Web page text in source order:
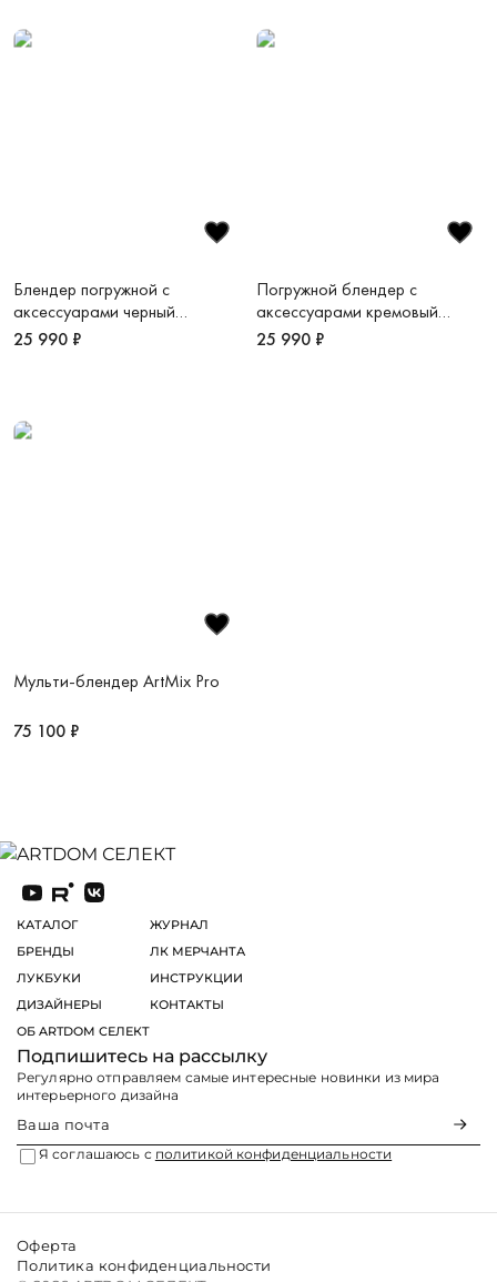
Блендер погружной с
аксессуарами черный
KitchenAid
25 990 ₽
Погружной блендер с
аксессуарами кремовый
KitchenAid
25 990 ₽
Мульти-блендер ArtMix Pro
75 100 ₽
КАТАЛОГ
БРЕНДЫ
ЛУКБУКИ
ДИЗАЙНЕРЫ
ОБ ARTDOM СЕЛЕКТ
ЖУРНАЛ
ЛК МЕРЧАНТА
ИНСТРУКЦИИ
КОНТАКТЫ
Подпишитесь на рассылку
Регулярно отправляем самые интересные новинки из мира
интерьерного дизайна
Я соглашаюсь с политикой конфиденциальности
Оферта
Политика конфиденциальности